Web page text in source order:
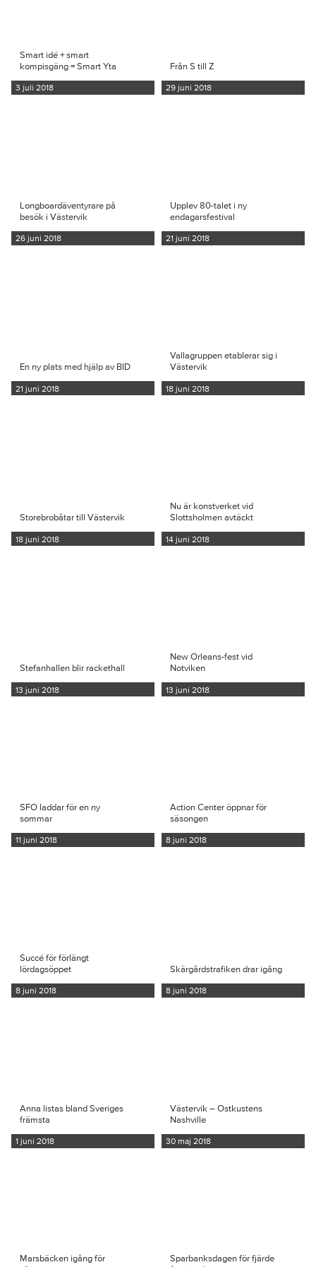
Smart idé + smart
kompisgäng = Smart Yta
3 juli 2018
Från S till Z
29 juni 2018
Longboardäventyrare på
besök i Västervik
26 juni 2018
Upplev 80-talet i ny
endagarsfestival
21 juni 2018
En ny plats med hjälp av BID
21 juni 2018
Vallagruppen etablerar sig i
Västervik
18 juni 2018
Storebrobåtar till Västervik
18 juni 2018
Nu är konstverket vid
Slottsholmen avtäckt
14 juni 2018
Stefanhallen blir rackethall
13 juni 2018
New Orleans-fest vid
Notviken
13 juni 2018
SFO laddar för en ny
sommar
11 juni 2018
Action Center öppnar för
säsongen
8 juni 2018
Succé för förlängt
lördagsöppet
8 juni 2018
Skärgårdstrafiken drar igång
8 juni 2018
Anna listas bland Sveriges
främsta
1 juni 2018
Västervik – Ostkustens
Nashville
30 maj 2018
Marsbäcken igång för
Sparbanksdagen för fjärde